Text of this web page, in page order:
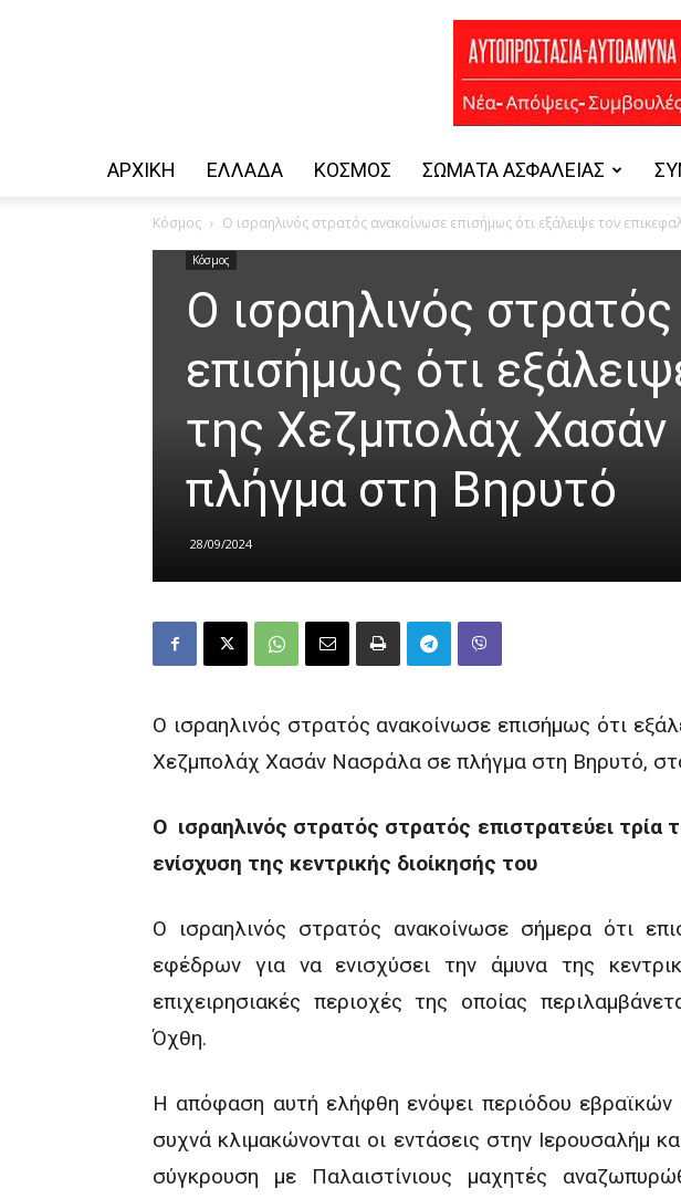
ΑΡΧΙΚΗ ΕΛΛΆΔΑ ΚΌΣΜΟΣ ΣΏΜΑΤΑ ΑΣΦΑΛΕΊΑΣ
Κόσμος Ο ισραηλινός στρατός ανακοίνωσε επισήμως ότι εξάλειψε τον
Κόσμος
Ο ισραηλινός
επισήμως ότι
της Χεζμπολάχ
πλήγμα στη Βηρυτό
28/09/2024
Ο ισραηλινός στρατός ανακοίνωσε επισήμως ότι
Χεζμπολάχ Χασάν Νασράλα σε πλήγμα στη Βηρυτό,
Ο ισραηλινός στρατός στρατός επιστρατεύει τρία
ενίσχυση της κεντρικής διοίκησής του
Ο ισραηλινός στρατός ανακοίνωσε σήμερα ότι
εφέδρων για να ενισχύσει την άμυνα της
επιχειρησιακές περιοχές της οποίας
Όχθη.
Η απόφαση αυτή ελήφθη ενόψει περιόδου εβραϊκών
συχνά κλιμακώνονται οι εντάσεις στην Ιερουσαλήμ
σύγκρουση με Παλαιστίνιους μαχητές